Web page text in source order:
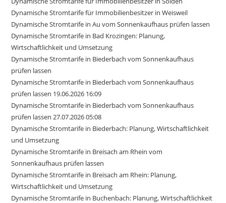
Dynamische Stromtarife für Immobilienbesitzer in Weisweil
Dynamische Stromtarife in Au vom Sonnenkaufhaus prüfen lassen
Dynamische Stromtarife in Bad Krozingen: Planung,
Wirtschaftlichkeit und Umsetzung
Dynamische Stromtarife in Biederbach vom Sonnenkaufhaus
prüfen lassen
Dynamische Stromtarife in Biederbach vom Sonnenkaufhaus
prüfen lassen 19.06.2026 16:09
Dynamische Stromtarife in Biederbach vom Sonnenkaufhaus
prüfen lassen 27.07.2026 05:08
Dynamische Stromtarife in Biederbach: Planung, Wirtschaftlichkeit
und Umsetzung
Dynamische Stromtarife in Breisach am Rhein vom
Sonnenkaufhaus prüfen lassen
Dynamische Stromtarife in Breisach am Rhein: Planung,
Wirtschaftlichkeit und Umsetzung
Dynamische Stromtarife in Buchenbach: Planung, Wirtschaftlichkeit